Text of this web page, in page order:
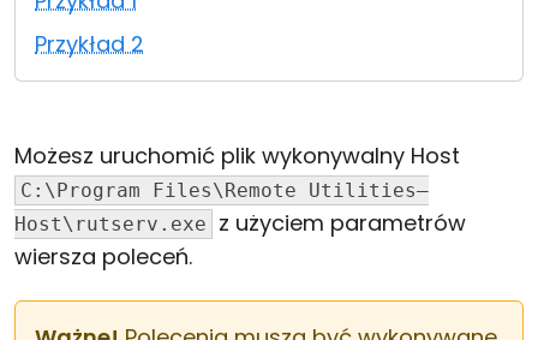
Przykład 2
Możesz uruchomić plik wykonywalny Host
C:\Program Files\Remote Utilities—
Host\rutserv.exe
z użyciem parametrów
wiersza poleceń.
Chmura i lokalnie